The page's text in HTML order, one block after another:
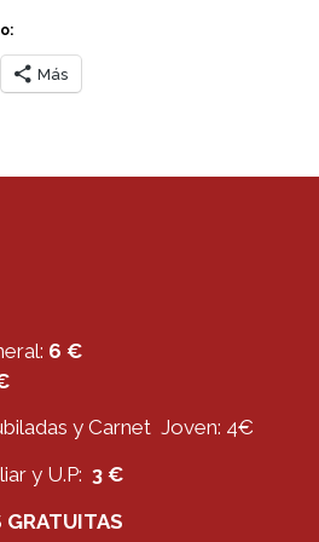
Más
6 €
y Carnet Joven: 4€
y U.P: 3 €
GRATUITAS